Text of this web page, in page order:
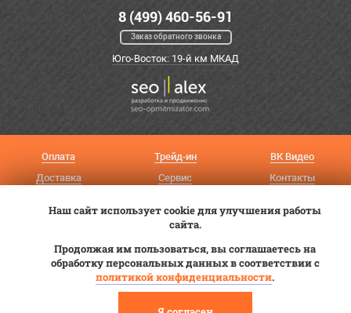
8 (499) 460-56-91
Заказ обратного звонка
Юго-Восток: 19-й км МКАД
Оплата
Доставка
Трейд-ин
Сервис
ВК Видео
Контакты
ООО «Авангард»
Наш сайт использует cookie для улучшения работы
сайта.
Продолжая им пользоваться, вы соглашаетесь на
обработку персональных данных в соответствии с
политикой конфиденциальности.